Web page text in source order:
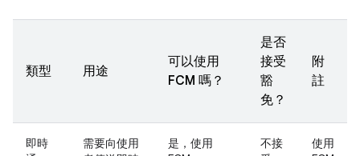
類型 用途
可以使用
FCM 嗎？
是否
接受
豁
免？
附
註
即時
需要向使用
是，使用
不接
使用